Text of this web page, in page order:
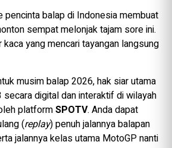
pencinta balap di Indonesia membuat
sempat melonjak tajam sore ini.
yang mencari tayangan langsung
musim balap 2026, hak siar utama
digital dan interaktif di wilayah
platformSPOTV. Anda dapat
(replay) penuh jalannya balapan
jalannya kelas utama MotoGP nanti